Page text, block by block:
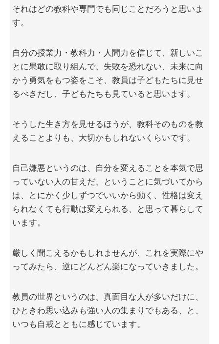
それはどの教科や専門でも同じことだろうと思いま
す。
自分の授業力・教科力・人間力を信じて、新しいこ
とに果敢に取り組んで、失敗を恐れない、未来に向
かう勇気をもつ姿をこそ、教員は子どもたちに見せ
るべきだし、子どもたちも見ていると思います。
そうした生き方を見せるほうが、教科そのものを教
えることよりも、大切かもしれないくらいです。
自己嫌悪というのは、自分を変えることを本気で思
っていない人の甘えだ、ということに気づいてから
は、とにかく少しずつでいいから動く、性格は変え
られなくても行動は変えられる、と思って暮らして
います。
厳しく聞こえるかもしれませんが、これを実際にや
ってみたら、逆にどんどん楽になっていきました。
教員の世界というのは、真面目な人が多いだけに、
ひときわ思い込みも強い人の集まりでもある、と、
いつも自戒とともに感じています。